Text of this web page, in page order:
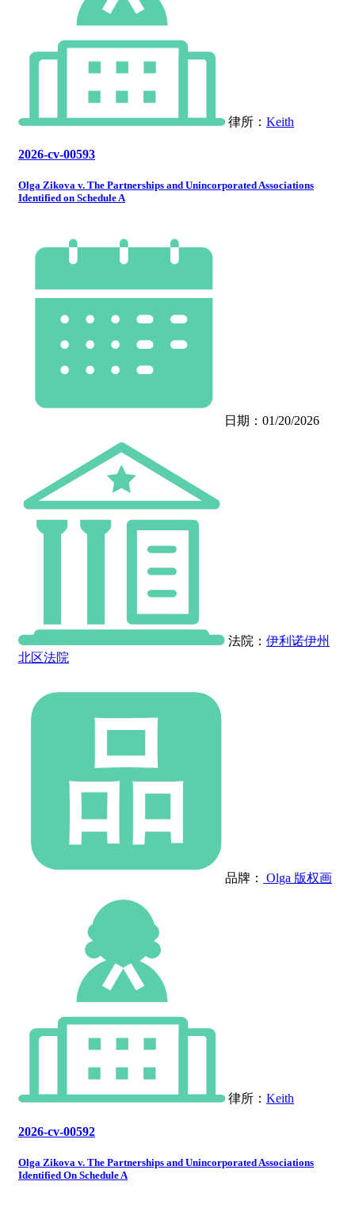
律所： Keith
2026-cv-00593
Olga Zikova v. The Partnerships and Unincorporated Associations
Identified on Schedule A
日期：01/20/2026
法院： 伊利诺伊州
北区法院
品牌： Olga 版权画
律所： Keith
2026-cv-00592
Olga Zikova v. The Partnerships and Unincorporated Associations
Identified On Schedule A